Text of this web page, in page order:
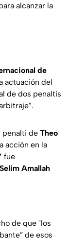
alcanzar la
de
actuación del
de dos penaltis
penalti de Theo
acción en la
fue
Selim Amallah
de que "los
de esos